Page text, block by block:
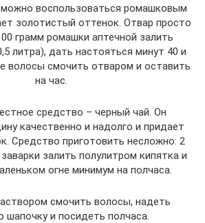
воспользоваться ромашковым
золотистый оттенок. Отвар просто
грамм ромашки аптечной залить
литра), дать настояться минут 40 и
волосы смочить отваром и оставить
на час.
средство – черный чай. Он
качественно и надолго и придает
Средство приготовить несложно: 2
залить полулитром кипятка и
огне минимум на полчаса.
смочить волосы, надеть
шапочку и посидеть полчаса.